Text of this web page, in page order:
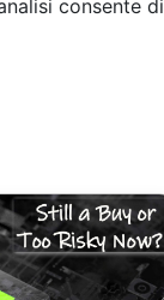
consente di